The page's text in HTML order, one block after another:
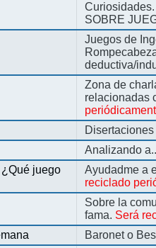
SOBRE
Juegos de
deductiva/
Zona de
relacionadas
Analizando
juego
Ayudadme a
reciclado
Sobre la
fama. Será
Baronet o